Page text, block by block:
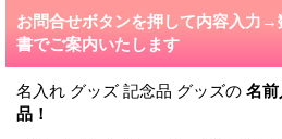
お問合せボタンを押して内容入力
書でご案内いたします
名入れ グッズ 記念品 グッズの 名
品！